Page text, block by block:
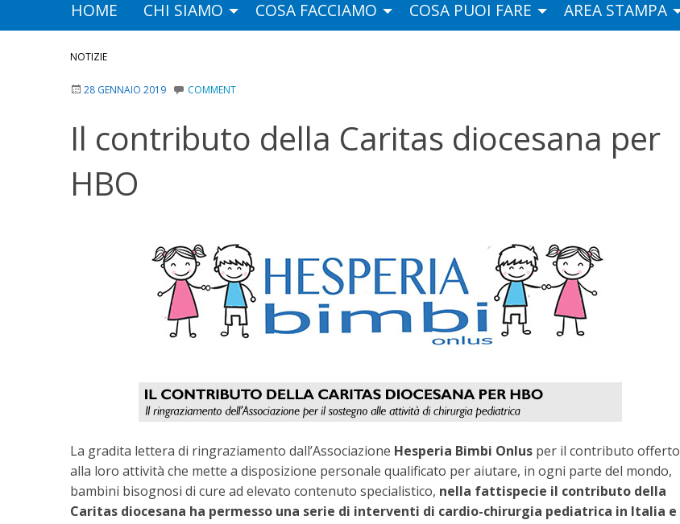
HOME CHI SIAMO COSA FACCIAMO COSA PUOI FARE AREA STAMPA
NOTIZIE
28 GENNAIO 2019 COMMENT
Il contributo della Caritas diocesana per
HBO
La gradita lettera di ringraziamento dall’Associazione Hesperia Bimbi Onlus per il contributo offerto
alla loro attività che mette a disposizione personale qualificato per aiutare, in ogni parte del mondo,
bambini bisognosi di cure ad elevato contenuto specialistico, nella fattispecie il contributo della
Caritas diocesana ha permesso una serie di interventi di cardio-chirurgia pediatrica in Italia e